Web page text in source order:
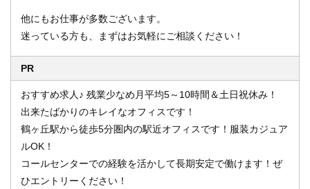
他にもお仕事が多数ございます。
迷っている方も、まずはお気軽にご相談ください！
PR
おすすめ求人♪ 残業少なめ月平均5～10時間＆土日祝休み！
出来たばかりのキレイなオフィスです！
鶴ヶ丘駅から徒歩5分圏内の駅近オフィスです！服装カジュア
ルOK！
コールセンターでの経験を活かして長期安定で働けます！ぜ
ひエントリーください！